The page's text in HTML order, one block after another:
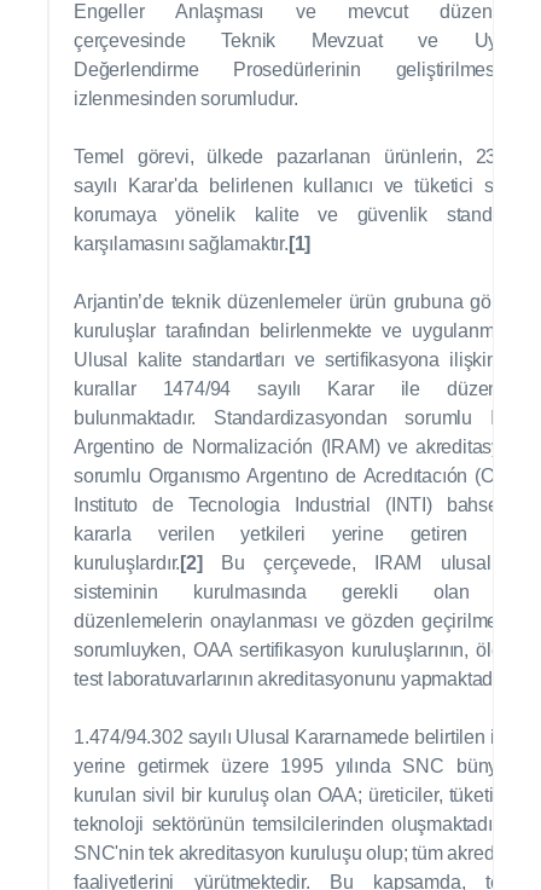
Engeller Anlaşması ve mevcut
çerçevesinde Teknik Mevzuat ve
Değerlendirme Prosedürlerinin geliştirilmesi
izlenmesinden sorumludur.
Temel görevi, ülkede pazarlanan ürünlerin, 237/
sayılı Karar'da belirlenen kullanıcı ve tüketici
korumaya yönelik kalite ve güvenlik
karşılamasını sağlamaktır. [1]
Arjantin’de teknik düzenlemeler ürün grubuna göre
kuruluşlar tarafından belirlenmekte ve
Ulusal kalite standartları ve sertifikasyona ilişkin
kurallar 1474/94 sayılı Karar ile
bulunmaktadır. Standardizasyondan sorumlu
Argentino de Normalización (IRAM) ve
sorumlu Organısmo Argentıno de Acredıtacıón (OAA)
Instituto de Tecnologia Industrial (INTI) bahse
kararla verilen yetkileri yerine getiren
kuruluşlardır. [2] Bu çerçevede, IRAM ulusal
sisteminin kurulmasında gerekli olan
düzenlemelerin onaylanması ve gözden
sorumluyken, OAA sertifikasyon kuruluşlarının, ölçüm
test laboratuvarlarının akreditasyonunu yapmaktadır.
1.474/94.302 sayılı Ulusal Kararnamede belirtilen
yerine getirmek üzere 1995 yılında SNC
kurulan sivil bir kuruluş olan OAA; üreticiler, tüketiciler
teknoloji sektörünün temsilcilerinden oluşmaktadır.
SNC'nin tek akreditasyon kuruluşu olup; tüm
faaliyetlerini yürütmektedir. Bu kapsamda, test